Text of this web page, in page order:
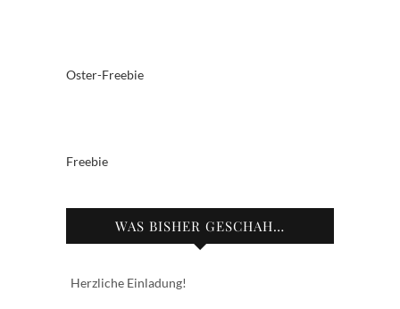
Oster-Freebie
Freebie
WAS BISHER GESCHAH…
Herzliche Einladung!